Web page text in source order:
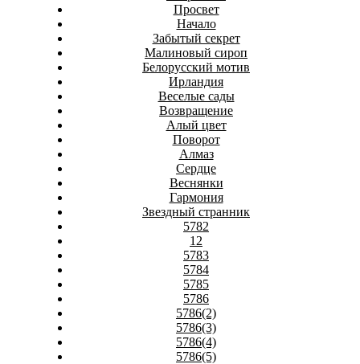
Просвет
Начало
Забытый секрет
Малиновый сироп
Белорусский мотив
Ирландия
Веселые сады
Возвращение
Алый цвет
Поворот
Алмаз
Сердце
Веснянки
Гармония
Звездный странник
5782
12
5783
5784
5785
5786
5786(2)
5786(3)
5786(4)
5786(5)